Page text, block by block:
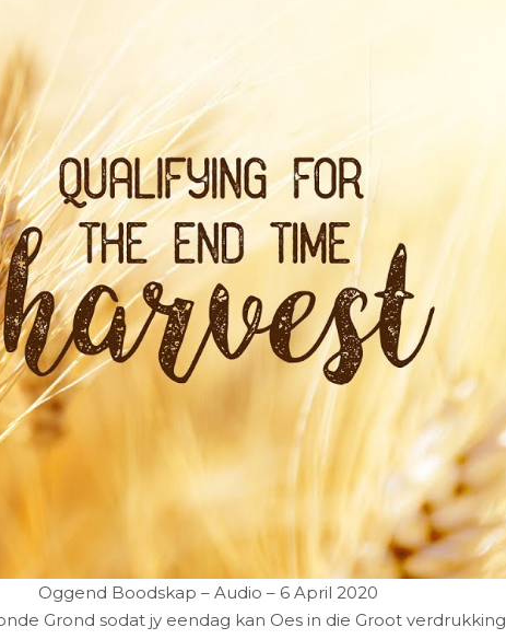
Oggend Boodskap – Audio – 6 April 2020
Grond sodat jy eendag kan Oes in die Groot verdrukking